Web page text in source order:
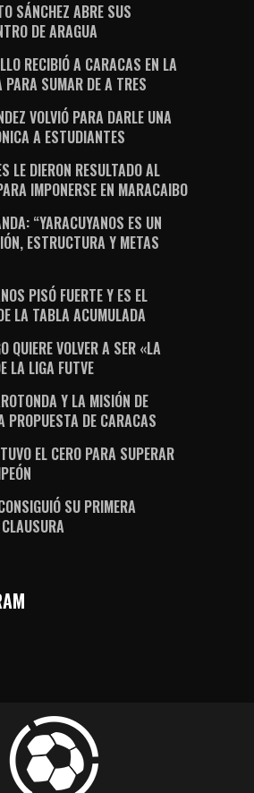
SÁNCHEZ ABRE SUS
DE ARAGUA
RECIBIÓ A CARACAS EN LA
PARA SUMAR DE A TRES
VOLVIÓ PARA DARLE UNA
A ESTUDIANTES
LE DIERON RESULTADO AL
IMPONERSE EN MARACAIBO
“YARACUYANOS ES UN
ESTRUCTURA Y METAS
PISÓ FUERTE Y ES EL
LA TABLA ACUMULADA
QUIERE VOLVER A SER «LA
LA LIGA FUTVE
Y LA MISIÓN DE
PROPUESTA DE CARACAS
EL CERO PARA SUPERAR
SU PRIMERA